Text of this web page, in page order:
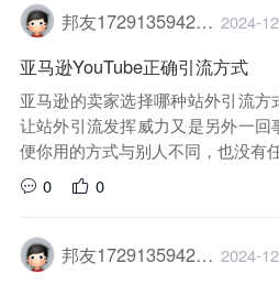
邦友1729135942029 2024-
亚马逊YouTube正确引流方式
亚马逊的卖家选择哪种站外引流
让站外引流发挥威力又是另外一回
便你用的方式与别人不同，也没有任
0
0
邦友1729135942029 2024-